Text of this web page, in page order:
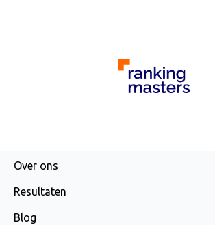
Over ons
Resultaten
Blog